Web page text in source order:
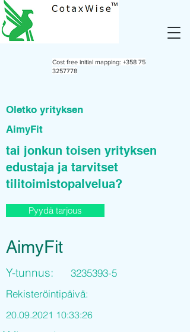
Cost free initial mapping: +358 75
3257778
Oletko yrityksen
AimyFit
tai jonkun toisen yrityksen
edustaja ja tarvitset
tilitoimistopalvelua?
Pyydä tarjous
AimyFit
Y-tunnus:
3235393-5
Rekisteröintipäivä:
20.09.2021 10:33:26